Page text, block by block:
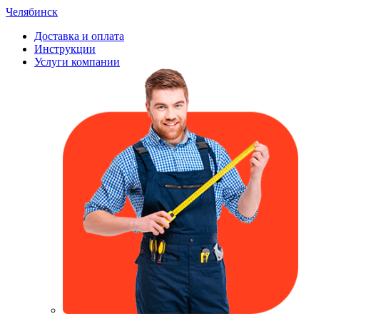
Челябинск
Доставка и оплата
Инструкции
Услуги компании